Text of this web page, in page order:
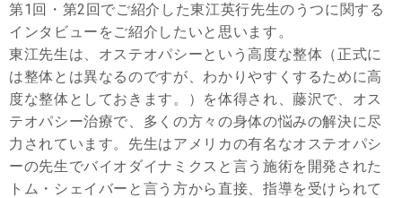
第1回・第2回でご紹介した東江英行先生のうつに関する
インタビューをご紹介したいと思います。
東江先生は、オステオパシーという高度な整体（正式に
は整体とは異なるのですが、わかりやすくするために高
度な整体としておきます。）を体得され、藤沢で、オス
テオパシー治療で、多くの方々の身体の悩みの解決に尽
力されています。先生はアメリカの有名なオステオパシ
ーの先生でバイオダイナミクスと言う施術を開発された
トム・シェイバーと言う方から直接、指導を受けられて